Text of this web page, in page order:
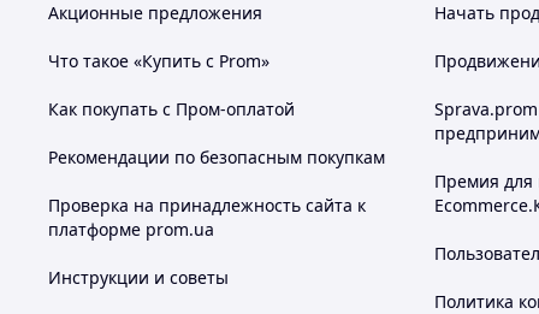
Акционные предложения
Что такое «Купить с Prom»
Как покупать с Пром-оплатой
Рекомендации по безопасным покупкам
Проверка на принадлежность сайта к
платформе prom.ua
Инструкции и советы
Начать
Премия для
Политика